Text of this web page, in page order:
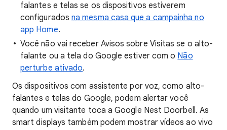
falantes e telas se os dispositivos estiverem
configuradosna mesma casa que a campainha no
app Home.
Você não vai receber Avisos sobre Visitas se o alto-
falante ou a tela do Google estiver com o Não
perturbe ativado.
Os dispositivos com assistente por voz, como alto-
falantes e telas do Google, podem alertar você
quando um visitante toca a Google Nest Doorbell. As
smart displays também podem mostrar vídeos ao vivo